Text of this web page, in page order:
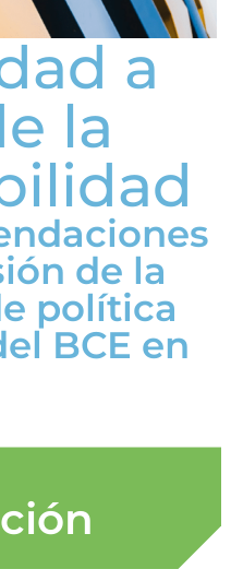
a
la
de la
política
BCE en